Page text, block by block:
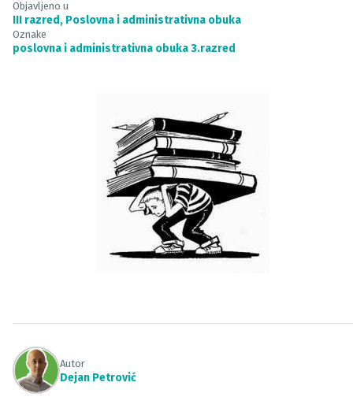
Objavljeno u
III razred, Poslovna i administrativna obuka
Oznake
poslovna i administrativna obuka 3.razred
Autor
Dejan Petrović